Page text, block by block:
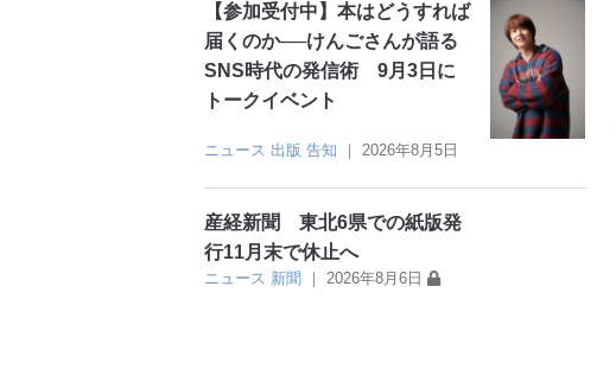
【参加受付中】本はどうすれば
届くのか──けんごさんが語る
SNS時代の発信術 9月3日に
トークイベント
ニュース 出版 告知 ｜ 2026年8月5日
産経新聞 東北6県での紙版発
行11月末で休止へ
ニュース 新聞 ｜ 2026年8月6日